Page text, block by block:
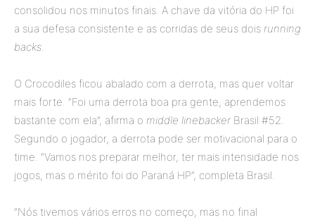
consolidou nos minutos finais. A chave da vitória do HP foi
a sua defesa consistente e as corridas de seus dois running
backs.
O Crocodiles ficou abalado com a derrota, mas quer voltar
mais forte. ”Foi uma derrota boa pra gente, aprendemos
bastante com ela”, afirma o middle linebacker Brasil #52.
Segundo o jogador, a derrota pode ser motivacional para o
time. ”Vamos nos preparar melhor, ter mais intensidade nos
jogos, mas o mérito foi do Paraná HP”, completa Brasil.
”Nós tivemos vários erros no começo, mas no final